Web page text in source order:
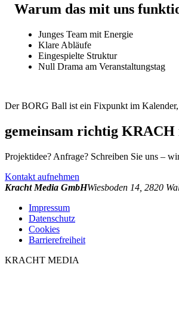
Warum das mit uns
Junges Team mit Energie
Klare Abläufe
Eingespielte Struktur
Null Drama am Veranstaltungstag
Der BORG Ball ist ein Fixpunkt im
gemeinsam richtig KRACH
Projektidee? Anfrage? Schreiben Sie uns –
Kontakt aufnehmen
Kracht Media GmbHWiesboden 14 2820
Impressum
Datenschutz
Cookies
Barrierefreiheit
KRACHT MEDIA